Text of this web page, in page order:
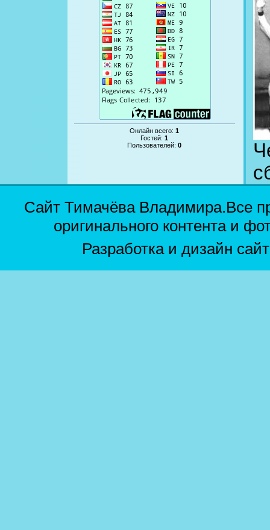
Онлайн всего:1
Гостей:1
Пользователей:0
Сайт Тимачёва Владимира.Все
оригинального контента и
Разработка и дизайн